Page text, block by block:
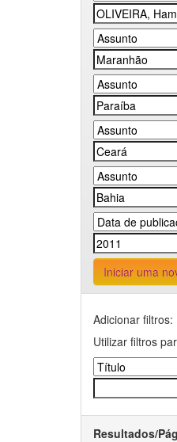
Iniciar uma
Adicionar filtros:
Utilizar filtros
Resultados/